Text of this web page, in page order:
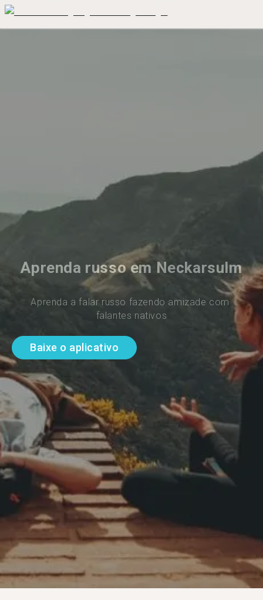
Aprenda russo em Neckarsulm
Aprenda a falar russo fazendo amizade com
falantes nativos
Baixe o aplicativo